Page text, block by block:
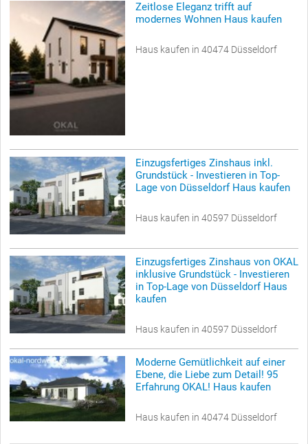
Zeitlose Eleganz trifft auf
modernes Wohnen Haus kaufen
Haus kaufen in 40474 Düsseldorf
Einzugsfertiges Zinshaus inkl.
Grundstück - Investieren in Top-
Lage von Düsseldorf Haus kaufen
Haus kaufen in 40597 Düsseldorf
Einzugsfertiges Zinshaus von OKAL
inklusive Grundstück - Investieren
in Top-Lage von Düsseldorf Haus
kaufen
Haus kaufen in 40597 Düsseldorf
Moderne Gemütlichkeit auf einer
Ebene, die Liebe zum Detail! 95
Erfahrung OKAL! Haus kaufen
Haus kaufen in 40474 Düsseldorf